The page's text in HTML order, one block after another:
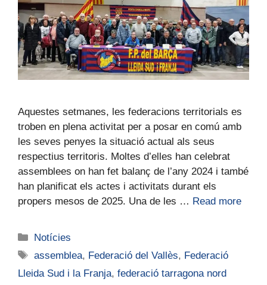
Aquestes setmanes, les federacions territorials es
troben en plena activitat per a posar en comú amb
les seves penyes la situació actual als seus
respectius territoris. Moltes d’elles han celebrat
assemblees on han fet balanç de l’any 2024 i també
han planificat els actes i activitats durant els
propers mesos de 2025. Una de les … Read more
Notícies
assemblea, Federació del Vallès, Federació
Lleida Sud i la Franja, federació tarragona nord